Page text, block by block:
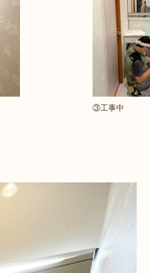
③工事中